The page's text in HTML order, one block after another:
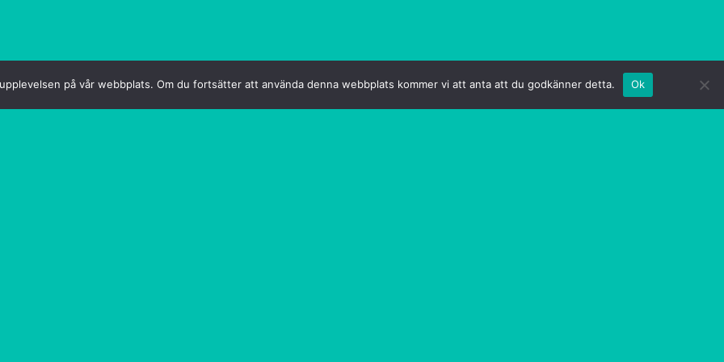
på vår webbplats. Om du fortsätter att använda denna webbplats kommer vi att anta att du godkänner detta. Ok